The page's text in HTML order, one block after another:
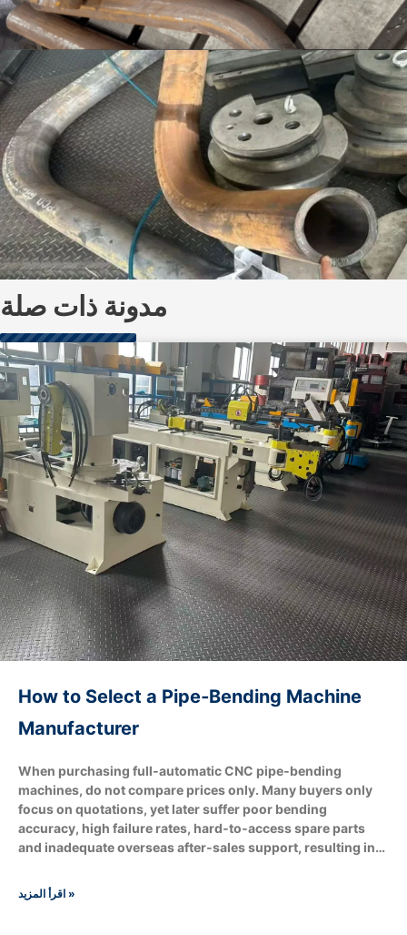
مدونة ذات صلة
How to Select a Pipe‑Bending Machine
Manufacturer
When purchasing full‑automatic CNC pipe‑bending
machines, do not compare prices only. Many buyers only
focus on quotations, yet later suffer poor bending
accuracy, high failure rates, hard‑to‑access spare parts
and inadequate overseas after‑sales support, resulting in
machine manufacturer shall match your tube‑processing
requirements and production targets. It can also adjust
اقرأ المزيد »